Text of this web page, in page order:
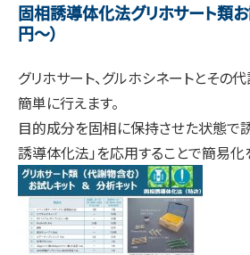
固相誘導体化法グリホサート類お
円～）
グリホサート、グルホシネートとその
簡単に行えます。
目的成分を固相に保持させた状態で
誘導体化法」を応用することで簡易化